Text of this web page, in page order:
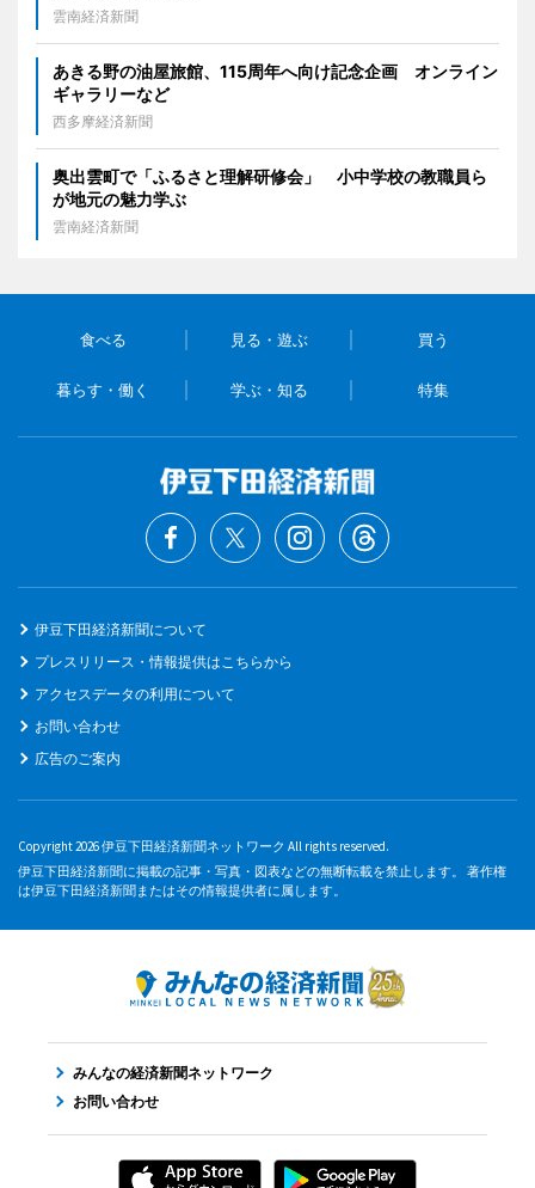
雲南経済新聞
あきる野の油屋旅館、115周年へ向け記念企画 オンライン
ギャラリーなど
西多摩経済新聞
奥出雲町で「ふるさと理解研修会」 小中学校の教職員ら
が地元の魅力学ぶ
雲南経済新聞
食べる 見る・遊ぶ 買う
暮らす・働く 学ぶ・知る 特集
伊豆下田経済新聞について
プレスリリース・情報提供はこちらから
アクセスデータの利用について
お問い合わせ
広告のご案内
Copyright 2026 伊豆下田経済新聞ネットワーク All rights reserved.
伊豆下田経済新聞に掲載の記事・写真・図表などの無断転載を禁止します。 著作権
は伊豆下田経済新聞またはその情報提供者に属します。
みんなの経済新聞ネットワーク
お問い合わせ